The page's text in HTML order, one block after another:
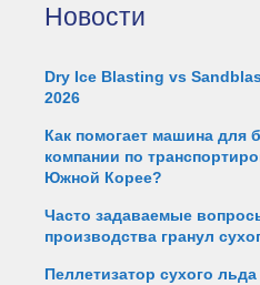
Новости
Dry Ice Blasting vs
2026
Как помогает машина для
компании по
Южной Корее?
Часто задаваемые
производства гранул
Пеллетизатор сухого